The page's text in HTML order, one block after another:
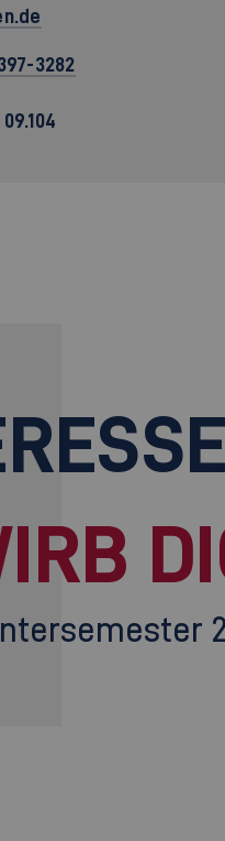
3282